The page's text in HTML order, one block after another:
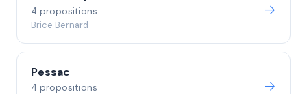
4 propositions
Brice Bernard
Pessac
4 propositions